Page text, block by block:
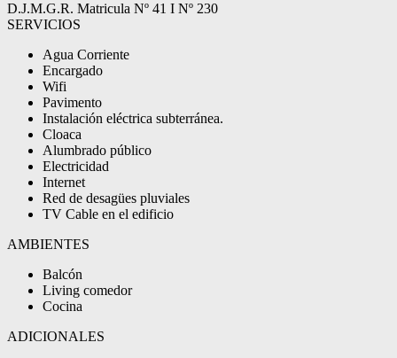
D.J.M.G.R. Matricula Nº 41 I Nº 230
SERVICIOS
Agua Corriente
Encargado
Wifi
Pavimento
Instalación eléctrica subterránea.
Cloaca
Alumbrado público
Electricidad
Internet
Red de desagües pluviales
TV Cable en el edificio
AMBIENTES
Balcón
Living comedor
Cocina
ADICIONALES